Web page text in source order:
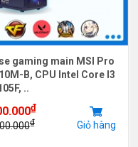
gaming main MSI Pro
B, CPU Intel Core I3
..
₫
₫ Giỏ hàng